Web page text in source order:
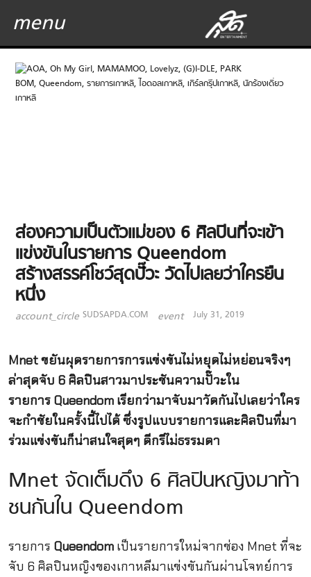
menu
ส่องความเป็นตัวแม่ของ 6 ศิลปินที่จะเข้า
แข่งขันในรายการ Queendom
สร้างสรรค์โชว์สุดปั๊วะ วัดไปเลยว่าใครยืน
หนึ่ง
account_circle SUDSAPDA.COM event July 31, 2019
Mnet ขยันผุดรายการการแข่งขันไม่หยุดไม่หย่อนจริงๆ
ล่าสุดจับ 6 ศิลปินสาวมาประชันความปั๊วะใน
รายการ Queendom เรียกว่ามาจับมาวัดกันไปเลยว่าใคร
จะกำชัยในครั้งนี้ไปได้ ซึ่งรูปแบบรายการและศิลปินที่มา
ร่วมแข่งขันก็น่าสนใจสุดๆ ดีกรีไม่ธรรมดา
Mnet จัดเต็มดึง 6 ศิลปินหญิงมาท้า
ชนกันใน Queendom
รายการ Queendom เป็นรายการใหม่จากช่อง Mnet ที่จะ
จับ 6 ศิลปินหญิงของเกาหลีมาแข่งขันกันผ่านโจทย์การ